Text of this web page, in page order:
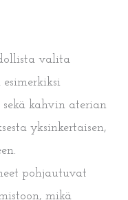
valita
kahvin aterian
yksinkertaisen,
pohjautuvat
mikä